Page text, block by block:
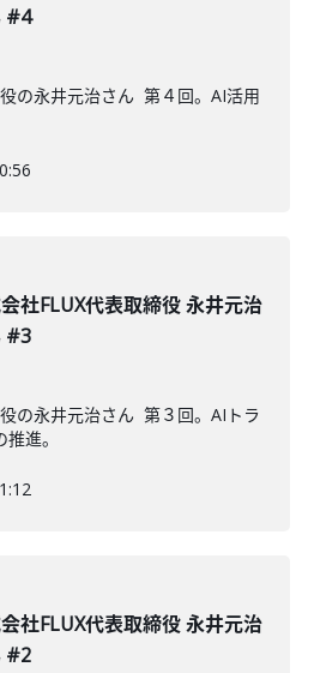
#4
の永井元治さん 第４回。AI活用
社FLUX代表取締役 永井元治
#3
の永井元治さん 第３回。AIトラ
進。
社FLUX代表取締役 永井元治
#2